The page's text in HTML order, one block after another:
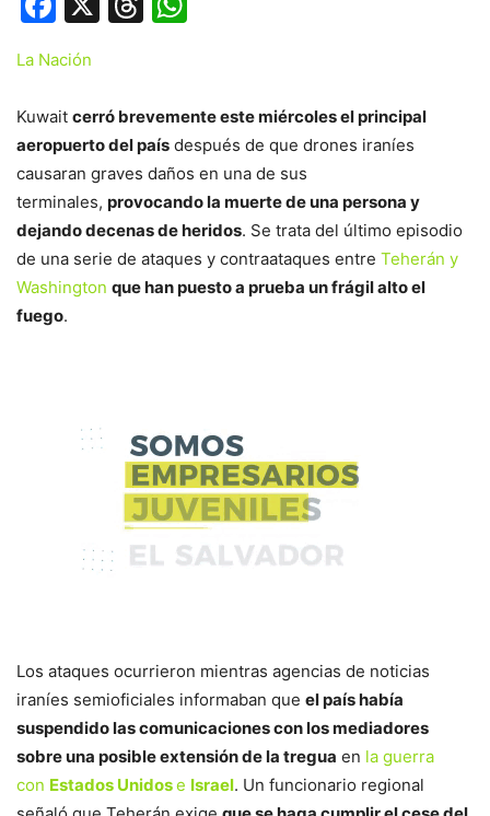
La Nación
Kuwait cerró brevemente este miércoles el principal
aeropuerto del país después de que drones iraníes
causaran graves daños en una de sus
terminales, provocando la muerte de una persona y
dejando decenas de heridos. Se trata del último episodio
de una serie de ataques y contraataques entre Teherán y
Washington que han puesto a prueba un frágil alto el
fuego.
Los ataques ocurrieron mientras agencias de noticias
iraníes semioficiales informaban que el país había
suspendido las comunicaciones con los mediadores
sobre una posible extensión de la tregua en la guerra
con Estados Unidose Israel. Un funcionario regional